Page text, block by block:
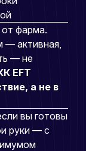
фарма.
— активная,
— не
EFT
а не в
вы готовы
руки — с